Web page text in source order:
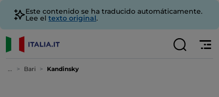
Este contenido se ha traducido automáticamente.
Lee el texto original.
... Bari Kandinsky